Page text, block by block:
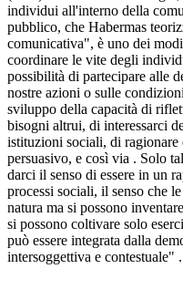
individui all'interno della
pubblico, che Habermas
comunicativa", è uno dei
coordinare le vite degli
possibilità di partecipare alle
nostre azioni o sulle
sviluppo della capacità di
bisogni altrui, di interessarci
istituzioni sociali, di
persuasivo, e così via . Solo
darci il senso di essere in un
processi sociali, il senso che
natura ma si possono
si possono coltivare solo
può essere integrata dalla
intersoggettiva e contestuale" .